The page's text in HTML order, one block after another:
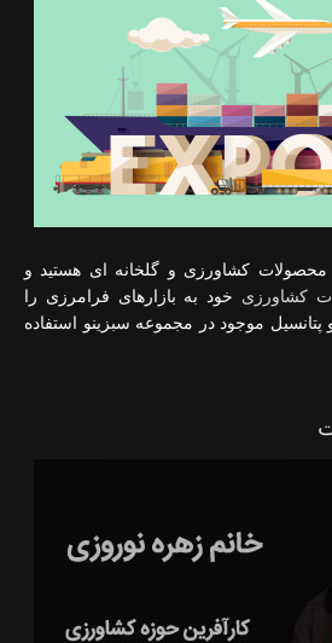
محصولات کشاورزی و گلخانه ای هستید و
کشاورزی خود به بازارهای فرامرزی را
پتانسیل موجود در مجموعه سبزینو استفاده